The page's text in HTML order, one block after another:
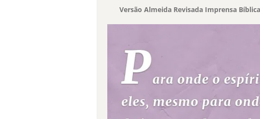
Versão Almeida Revisada Imprensa Bíblica